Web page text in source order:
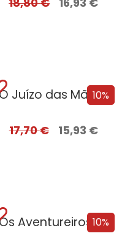
10%
O Juízo das Mãos – Volume 2...
17,70€ 15,93 €
10%
Os Aventureiros e os Caçadores de Relíquias